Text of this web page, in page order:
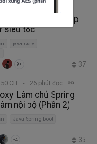
Những mảnh ghép
siêu tốc
java core
9+ 37
CH 26 phút đọc
Làm chủ Spring
nội bộ (Phần 2)
Java Spring boot
+4 35